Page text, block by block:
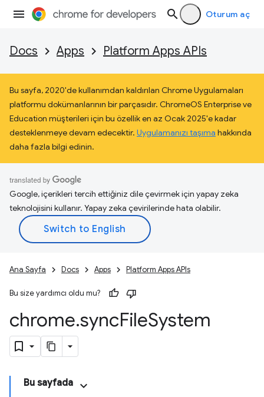
Oturum aç
Docs Apps Platform Apps APIs
Bu sayfa, 2020'de kullanımdan kaldırılan Chrome Uygulamaları
platformu dokümanlarının bir parçasıdır. ChromeOS Enterprise ve
Education müşterileri için bu özellik en az Ocak 2025'e kadar
desteklenmeye devam edecektir. Uygulamanızı taşıma hakkında
daha fazla bilgi edinin.
Google, içerikleri tercih ettiğiniz dile çevirmek için yapay zeka
teknolojisini kullanır. Yapay zeka çevirilerinde hata olabilir.
Ana Sayfa Docs Apps Platform Apps APIs
Bu size yardımcı oldu mu?
chrome.syncFileSystem
Bu sayfada